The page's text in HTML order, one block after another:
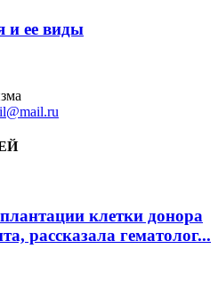
и ее виды
клетки донора
рассказала гематолог...